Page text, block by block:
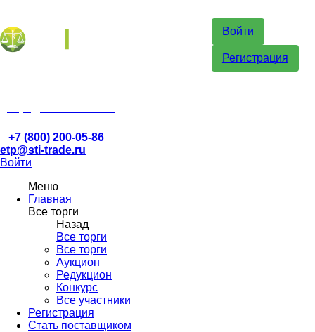
Войти
Регистрация
+7 (800) 200-05-86
etp@sti-trade.ru
Войти
Меню
Главная
Все торги
Назад
Все торги
Все торги
Аукцион
Редукцион
Конкурс
Все участники
Регистрация
Стать поставщиком